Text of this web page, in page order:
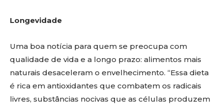
Longevidade
Uma boa notícia para quem se preocupa com
qualidade de vida e a longo prazo: alimentos mais
naturais desaceleram o envelhecimento. “Essa dieta
é rica em antioxidantes que combatem os radicais
livres, substâncias nocivas que as células produzem